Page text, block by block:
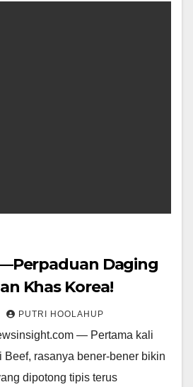
Daging
Khas Korea!
PUTRI HOOLAHUP
— Pertama kali
rasanya bener-bener bikin
dipotong tipis terus